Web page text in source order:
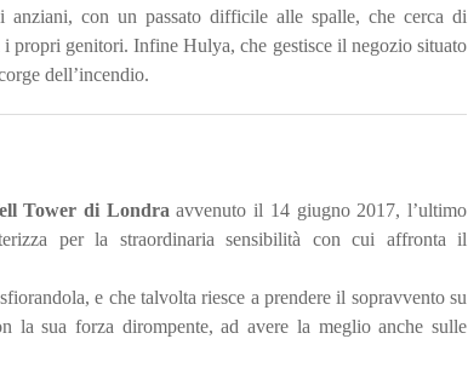
con un passato difficile alle spalle, che cerca di
propri genitori. Infine Hulya, che gestisce il negozio situato
dell’incendio.
Tower di Londra avvenuto il 14 giugno 2017, l’ultimo
per la straordinaria sensibilità con cui affronta il
e che talvolta riesce a prendere il sopravvento su
la sua forza dirompente, ad avere la meglio anche sulle